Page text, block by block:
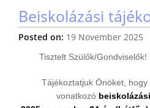
Beiskolázási
Posted on: 19 November 2025
Tisztelt Szülők/
Tájékoztatjuk Önöket,
vonatkozó